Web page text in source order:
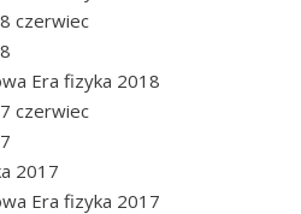
czerwiec
Era fizyka 2018
czerwiec
2017
Era fizyka 2017